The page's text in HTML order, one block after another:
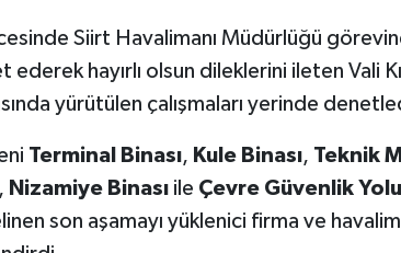
Siirt Havalimanı Müdürlüğü
ederek hayırlı olsun dileklerini ileten Vali
yürütülen çalışmaları yerinde
Terminal Binası, Kule Binası, Teknik
Nizamiye Binasıile Çevre Güvenlik
son aşamayı yüklenici firma ve